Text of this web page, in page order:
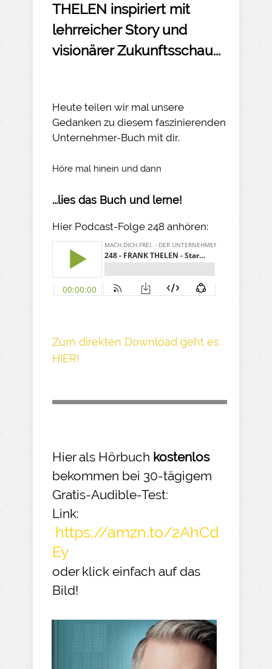
THELEN inspiriert mit
lehrreicher Story und
visionärer Zukunftsschau...
Heute teilen wir mal unsere
Gedanken zu diesem faszinierenden
Unternehmer-Buch mit dir.
Höre mal hinein und dann
...lies das Buch und lerne!
Hier Podcast-Folge 248 anhören:
Z um direkte n Download geh t es
HIER!
Hier als Hörbuch kostenlos
bekommen bei 30-tägigem
Gratis-Audible-Test:
Link:
https://amzn.to/2AhCd
Ey
oder klick einfach auf das
Bild!